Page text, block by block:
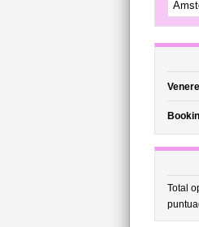
Venere
Total